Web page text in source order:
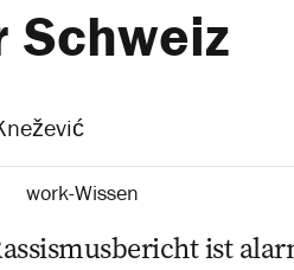
Schweiz
work-Wissen
ist